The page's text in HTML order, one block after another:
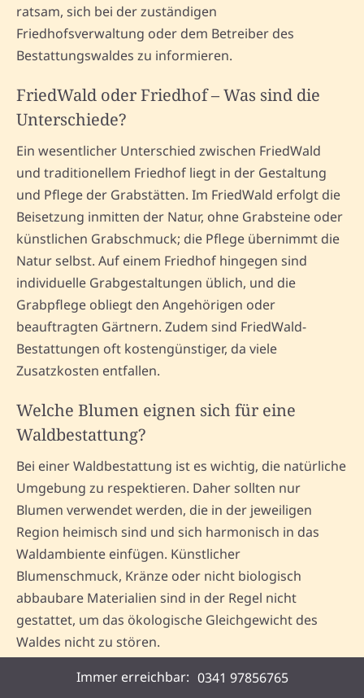
ratsam, sich bei der zuständigen
Friedhofsverwaltung oder dem Betreiber des
Bestattungswaldes zu informieren.
FriedWald oder Friedhof – Was sind die
Unterschiede?
Ein wesentlicher Unterschied zwischen FriedWald
und traditionellem Friedhof liegt in der Gestaltung
und Pflege der Grabstätten. Im FriedWald erfolgt die
Beisetzung inmitten der Natur, ohne Grabsteine oder
künstlichen Grabschmuck; die Pflege übernimmt die
Natur selbst. Auf einem Friedhof hingegen sind
individuelle Grabgestaltungen üblich, und die
Grabpflege obliegt den Angehörigen oder
beauftragten Gärtnern. Zudem sind FriedWald-
Bestattungen oft kostengünstiger, da viele
Zusatzkosten entfallen.
Welche Blumen eignen sich für eine
Waldbestattung?
Bei einer Waldbestattung ist es wichtig, die natürliche
Umgebung zu respektieren. Daher sollten nur
Blumen verwendet werden, die in der jeweiligen
Region heimisch sind und sich harmonisch in das
Waldambiente einfügen. Künstlicher
Blumenschmuck, Kränze oder nicht biologisch
abbaubare Materialien sind in der Regel nicht
gestattet, um das ökologische Gleichgewicht des
Waldes nicht zu stören.
Mehr über Bestattungen in Leipzig erfahren.
Immer erreichbar: 0341 97856765